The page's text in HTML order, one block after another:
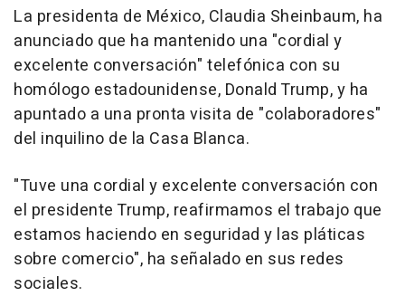
La presidenta de México, Claudia Sheinbaum, ha
anunciado que ha mantenido una "cordial y
excelente conversación" telefónica con su
homólogo estadounidense, Donald Trump, y ha
apuntado a una pronta visita de "colaboradores"
del inquilino de la Casa Blanca.
"Tuve una cordial y excelente conversación con
el presidente Trump, reafirmamos el trabajo que
estamos haciendo en seguridad y las pláticas
sobre comercio", ha señalado en sus redes
sociales.